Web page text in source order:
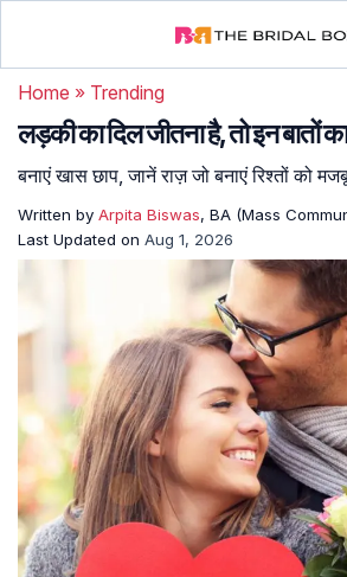
Home » Trending
लड़की का दिल जीतना है, तो इन बातों
बनाएं खास छाप, जानें राज़ जो बनाएं रिश्तों को
Written by Arpita Biswas, BA (Mass
Last Updated on Aug 1, 2026